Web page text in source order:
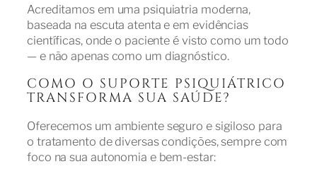
Acreditamos em uma psiquiatria moderna,
baseada na escuta atenta e em evidências
científicas, onde o paciente é visto como um todo
— e não apenas como um diagnóstico.
COMO O SUPORTE PSIQUIÁTRICO
TRANSFORMA SUA SAÚDE?
Oferecemos um ambiente seguro e sigiloso para
o tratamento de diversas condições, sempre com
foco na sua autonomia e bem-estar: